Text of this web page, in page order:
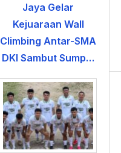
Jaya Gelar
Kejuaraan Wall
Climbing Antar-SMA
DKI Sambut Sump…